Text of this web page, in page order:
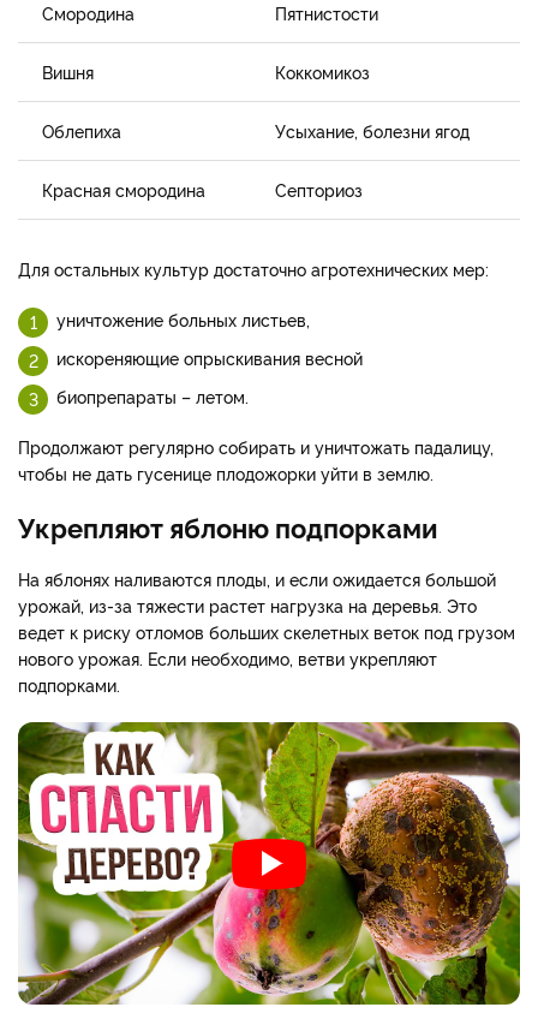
Смородина Пятнистости
Вишня Коккомикоз
Облепиха Усыхание, болезни ягод
Красная смородина Септориоз
Для остальных культур достаточно агротехнических мер:
уничтожение больных листьев,
искореняющие опрыскивания весной
биопрепараты – летом.
Продолжают регулярно собирать и уничтожать падалицу,
чтобы не дать гусенице плодожорки уйти в землю.
Укрепляют яблоню подпорками
На яблонях наливаются плоды, и если ожидается большой
урожай, из-за тяжести растет нагрузка на деревья. Это
ведет к риску отломов больших скелетных веток под грузом
нового урожая. Если необходимо, ветви укрепляют
подпорками.